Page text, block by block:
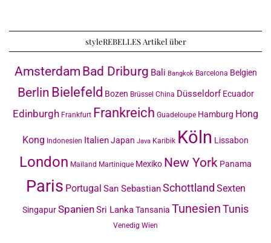
styleREBELLES Artikel über
Amsterdam Bad Driburg Bali Bangkok Barcelona Belgien
Berlin Bielefeld Bozen Brüssel China Düsseldorf Ecuador
Edinburgh Frankfurt Frankreich Guadeloupe Hamburg Hong
Kong Indonesien ItalienJapan Java Karibik Köln Lissabon
London Mailand Martinique Mexiko New York Panama
Paris Portugal San SebastianSchottland Sexten
SingapurSpanienSri LankaTansania TunesienTunis
Venedig Wien